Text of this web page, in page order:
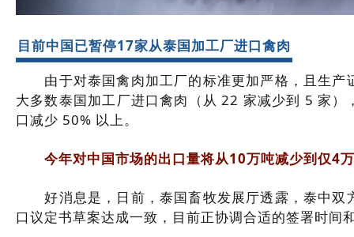
目前中国已暂停17家从泰国加工厂进口禽肉
由于对泰国禽肉加工厂的标准更加严格，且生产
大多数泰国加工厂进口禽肉（从 22 家减少到 5 家）
口减少 50% 以上。
今年对中国市场的出口量将从10万吨减少到仅4
好消息是，日前，泰国畜牧发展厅透露，泰中双
口议定书草案达成一致，目前正协调合适的签署时间